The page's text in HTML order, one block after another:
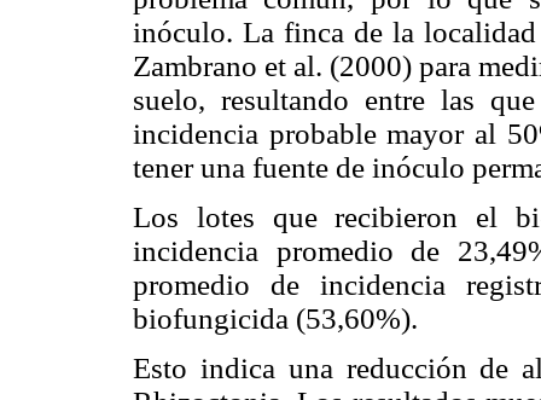
inóculo. La finca de la
Zambrano et al. (2000) para
suelo, resultando entre las
incidencia probable mayor al
tener una fuente de inóculo
Los lotes que recibieron el
incidencia promedio de
promedio de incidencia
biofungicida (53,60%).
Esto indica una reducción de